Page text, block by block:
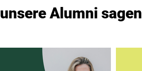
Alumni sagen